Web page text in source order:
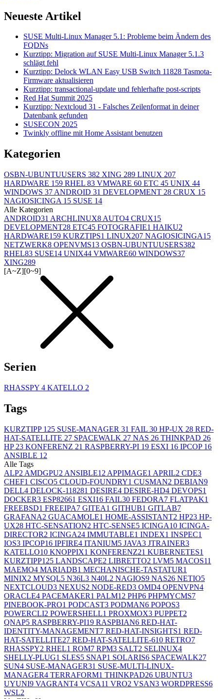
Neueste Artikel
SUSE Multi-Linux Manager 5.1: Probleme beim Ändern des
FQDNs
Kurztipp: Migration auf SUSE Multi-Linux Manager 5.1.3
schlägt fehl
Kurztipp: Delock WLAN Easy USB Switch 11828 Tasmota-
Firmware aktualisieren
Kurztipp: transactional-update und fehlerhafte post-scripts
Red Hat Summit 2025
Kurztipp: Nextcloud 31 - Falsches Zeilenformat in deiner
Datenbank gefunden
SUSECON 2025
Twinkly offline mit Home Assistant benutzen
Kategorien
OSBN-UBUNTUUSERS 382 XING 289 LINUX 207
HARDWARE 159 RHEL 83 VMWARE 60 ETC 45 UNIX 44
WINDOWS 37 ANDROID 31 DEVELOPMENT 28 CRUX 15
NAGIOSICINGA 15 SUSE 14
Alle Kategorien
ANDROID31 ARCHLINUX8 AUTO4 CRUX15
DEVELOPMENT28 ETC45 FOTOGRAFIE1 HAIKU2
HARDWARE159 KURZTIPS1 LINUX207 NAGIOSICINGA15
NETZWERK8 OPENVMS13 OSBN-UBUNTUUSERS382
RHEL83 SUSE14 UNIX44 VMWARE60 WINDOWS37
XING289
[A~Z][0~9]
Serien
RHASSPY 4 KATELLO 2
Tags
KURZTIPP 125 SUSE-MANAGER 31 FAIL 30 HP-UX 28 RED-
HAT-SATELLITE 27 SPACEWALK 27 NAS 26 THINKPAD 26
HP 23 KONFERENZ 21 RASPBERRY-PI 19 ESXI 16 IPCOP 16
ANSIBLE 12
Alle Tags
ALP2 AMDGPU2 ANSIBLE12 APPIMAGE1 APRIL2 CDE3
CHEF1 CISCO5 CLOUD-FOUNDRY1 CUSMAN2 DEBIAN9
DELL4 DELOCK-118281 DESIRE4 DESIRE-HD4 DEVOPS1
DOCKER3 ESP82661 ESXI16 FAIL30 FEDORA7 FLATPAK1
FREEBSD1 FREEIPA7 GITEA1 GITHUB1 GITLAB7
GRAFANA2 GUACAMOLE1 HOME-ASSISTANT2 HP23 HP-
UX28 HTC-SENSATION2 HTC-SENSE5 ICINGA10 ICINGA-
DIRECTOR2 ICINGA24 IMMUTABLE1 INDEX1 INSPEC1
IOS3 IPCOP16 IPFIRE4 ITANIUM5 JAVA3 JTRAINER3
KATELLO10 KNOPPIX1 KONFERENZ21 KUBERNETES1
KURZTIPP125 LANDSCAPE2 LIBRETTO2 LVM5 MACOS11
MAEMO4 MARIADB1 MECHANISCHE-TASTATUR1
MINIX2 MYSQL5 N36L3 N40L2 NAGIOS9 NAS26 NETIO5
NEXTCLOUD3 NEXUS2 NODE-RED3 OMD4 OPENVPN4
ORACLE4 PACEMAKER1 PALM12 PHP6 PHPMYCMS7
PINEBOOK-PRO1 PODCAST3 PODMAN6 POPOS3
POWERCLI2 POWERSHELL1 PROXMOX3 PUPPET2
QNAP5 RASPBERRY-PI19 RASPBIAN6 RED-HAT-
IDENTITY-MANAGEMENT7 RED-HAT-INSIGHTS1 RED-
HAT-SATELLITE27 RED-HAT-SATELLITE-610 RETRO7
RHASSPY2 RHEL1 ROM7 RPM3 SALT2 SELINUX4
SHELLY-PLUG1 SLES5 SNAP1 SOLARIS6 SPACEWALK27
SUN4 SUSE-MANAGER31 SUSE-MULTI-LINUX-
MANAGER4 TERRAFORM1 THINKPAD26 UBUNTU3
UYUNI9 VAGRANT4 VCSA11 VRO2 VSAN3 WORDPRESS6
WSL2